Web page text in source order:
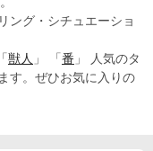
ング・シチュエーショ
獣人 」 「 番 」 人気のタ
す。ぜひお気に入りの